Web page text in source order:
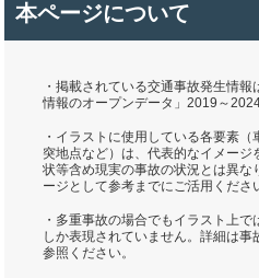
本ページについて
・掲載されている交通事故発生情
情報のオープンデータ」2019～
・イラストに使用している各要素
突地点など）は、代表的なイメー
状等含め現実の事故の状況とは異な
ージとして参考までにご活用くださ
・多重事故の場合でもイラスト上
しか表現されていません。詳細は
参照ください。